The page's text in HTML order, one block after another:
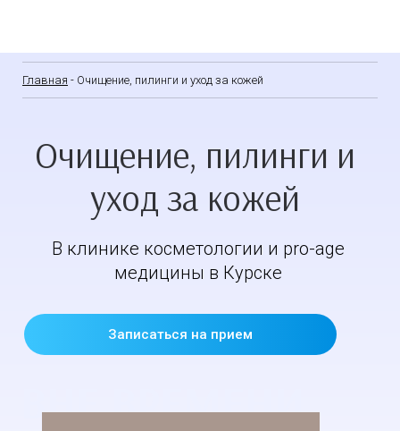
Главная - Очищение, пилинги и уход за кожей
Записаться на прием
В клинике косметологии и pro-age
медицины в Курске
Очищение, пилинги и
уход за кожей
ВНЕ ВРЕМЕНИ